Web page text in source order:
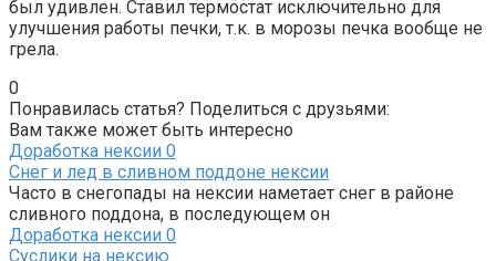
был удивлен. Ставил термостат исключительно для
улучшения работы печки, т.к. в морозы печка вообще не
грела.
0
Понравилась статья? Поделиться с друзьями:
Вам также может быть интересно
Доработка нексии 0
Снег и лед в сливном поддоне нексии
Часто в снегопады на нексии наметает снег в районе
сливного поддона, в последующем он
Доработка нексии 0
Суслики на нексию